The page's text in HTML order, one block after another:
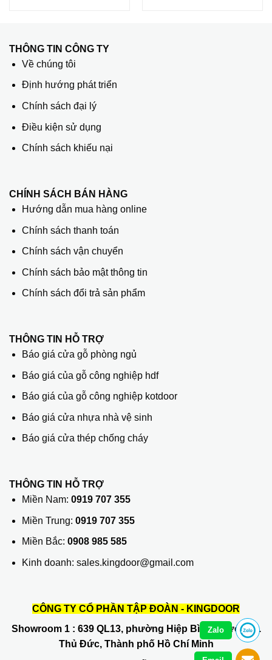
THÔNG TIN CÔNG TY
Về chúng tôi
Định hướng phát triển
Chính sách đại lý
Điều kiện sử dụng
Chính sách khiếu nại
CHÍNH SÁCH BÁN HÀNG
Hướng dẫn mua hàng online
Chính sách thanh toán
Chính sách vận chuyển
Chính sách bảo mật thông tin
Chính sách đổi trả sản phẩm
THÔNG TIN HỖ TRỢ
Báo giá cửa gỗ phòng ngủ
Báo giá của gỗ công nghiệp hdf
Báo giá của gỗ công nghiệp kotdoor
Báo giá cửa nhựa nhà vệ sinh
Báo giá cửa thép chống cháy
THÔNG TIN HỖ TRỢ
Miền Nam: 0919 707 355
Miền Trung: 0919 707 355
Miền Bắc: 0908 985 585
Kinh doanh: sales.kingdoor@gmail.com
CÔNG TY CỔ PHẦN TẬP ĐOÀN - KINGDOOR
Showroom 1: 639 QL13, phường Hiệp Bình Phước, Q.
Thủ Đức, Thành phố Hồ Chí Minh
Zalo